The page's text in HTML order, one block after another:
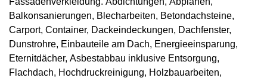
Balkonsanierungen, Blecharbeiten, Betondachsteine,
Carport, Container, Dackeindeckungen, Dachfenster,
Dunstrohre, Einbauteile am Dach, Energieeinsparung,
Eternitdächer, Asbestabbau inklusive Entsorgung,
Flachdach, Hochdruckreinigung, Holzbauarbeiten,